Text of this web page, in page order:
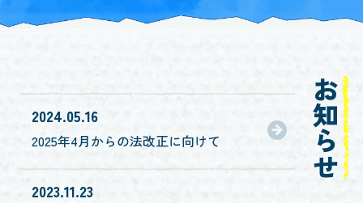
お知らせ
2024.05.16
2025年4月からの法改正に向けて
2023.11.23